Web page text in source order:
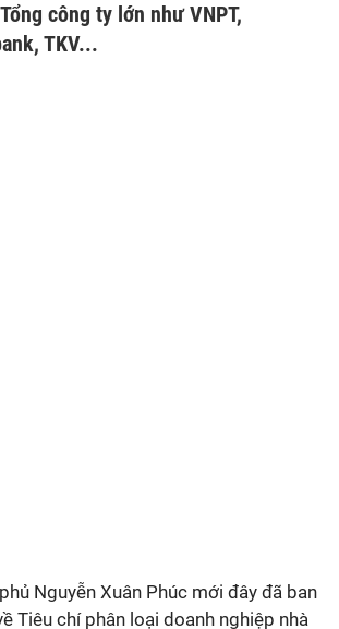
công ty lớn như VNPT,
TKV...
Nguyễn Xuân Phúc mới đây đã ban
Tiêu chí phân loại doanh nghiệp nhà